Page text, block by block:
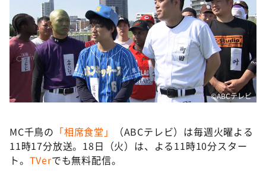
©ABCテレビ
MC千鳥の 「相席食堂」
（ABCテレビ）は毎週火曜よる
11時17分放送。18日（火）は、よる11時10分スター
ト。 TVerでも無料配信。